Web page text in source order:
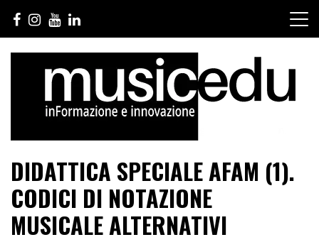
contenuto
DIDATTICA SPECIALE AFAM (1).
CODICI DI NOTAZIONE
MUSICALE ALTERNATIVI